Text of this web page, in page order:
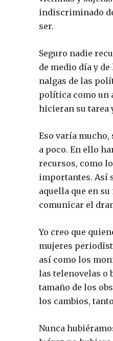
indiscriminado
ser.
Seguro nadie
de medio día y
nalgas de las
política como un
hicieran su tarea
Eso varía
a poco. En ello
recursos, como
importantes. Así
aquella que en
comunicar el
Yo creo que
mujeres
así como los
las telenovelas o
tamaño de los
los cambios,
Nunca